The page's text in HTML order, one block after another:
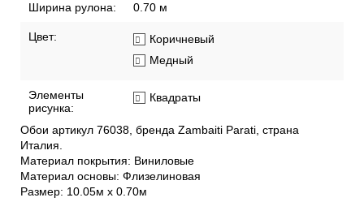
Ширина рулона: 0.70 м
Цвет:
Коричневый
Медный
Элементы
рисунка:
Квадраты
Обои артикул 76038, бренда Zambaiti Parati, страна
Италия.
Материал покрытия: Виниловые
Материал основы: Флизелиновая
Размер: 10.05м х 0.70м